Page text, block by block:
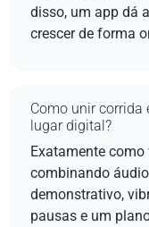
disso, um app dá
crescer de forma
Como unir corrida
lugar digital?
Exatamente
combinando
demonstrativo,
pausas e um